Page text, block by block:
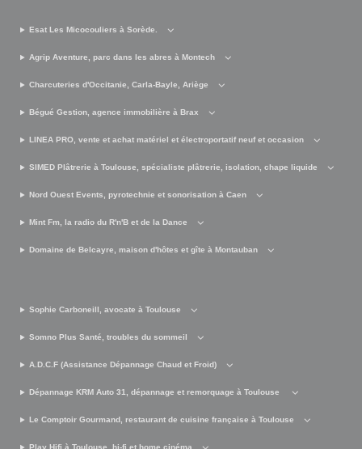
Esat Les Micocouliers à Sorède.
Agrip Aventure, parc dans les abres à Montech
Charcuteries d'Occitanie, Carla-Bayle, Ariège
Bégué Gestion, agence immobilière à Brax
LINEA PRO, vente et achat matériel et électroportatif neuf et occasion
SIMED Plâtrerie à Toulouse, spécialiste plâtrerie, isolation, chape liquide
Nord Ouest Events, pyrotechnie et sonorisation à Caen
Mint Fm, la radio du R'n'B et de la Dance
Domaine de Belcayre, maison d'hôtes et gîte à Montauban
Sophie Carboneill, avocate à Toulouse
Somno Plus Santé, troubles du sommeil
A.D.C.F (Assistance Dépannage Chaud et Froid)
Dépannage KRM Auto 31, dépannage et remorquage à Toulouse
Le Comptoir Gourmand, restaurant de cuisine française à Toulouse